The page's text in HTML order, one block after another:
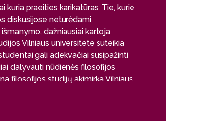
kuria praeities karikatūras. Tie, kurie
diskusijose neturėdami
dažniausiai kartoja
Vilniaus universitete suteikia
gali adekvačiai susipažinti
dalyvauti nūdienės filosofijos
filosofijos studijų akimirka Vilniaus